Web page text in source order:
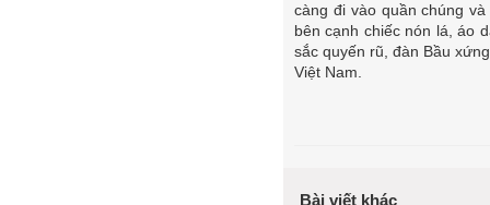
càng đi vào quần chúng
bên cạnh chiếc nón lá, áo
sắc quyến rũ, đàn Bầu
Việt Nam.